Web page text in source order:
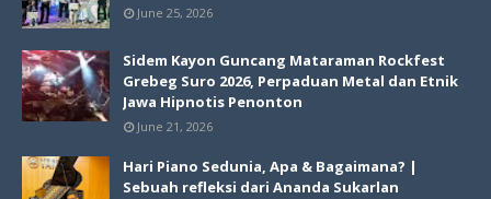
June 25, 2026
Sidem Kayon Guncang Mataraman Rockfest
Grebeg Suro 2026, Perpaduan Metal dan Etnik
Jawa Hipnotis Penonton
June 21, 2026
Hari Piano Sedunia, Apa & Bagaimana? |
Sebuah refleksi dari Ananda Sukarlan